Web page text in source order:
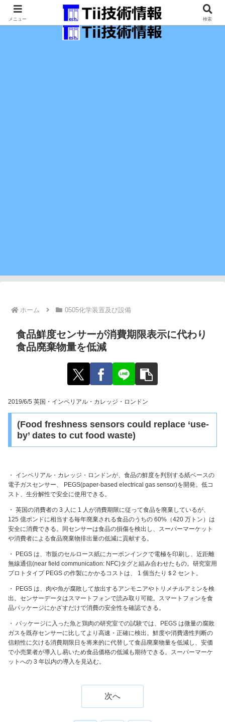
最新の科学技術の情報インフラ。
ホーム 0505化学装置及び設備
食品鮮度センサーが消費期限表示に代わり
食品廃棄物量を低減
2019/6/5 英国・インペリアル・カレッジ・ロンドン
(Food freshness sensors could replace ‘use-
by’ dates to cut food waste)
・ インペリアル・カレッジ・ロンドンが、食品の鮮度を判別する紙ベースの
電子ガスセンサー、 PEGS(paper-based electrical gas sensor)を開発。低コ
スト、生分解性で安全に使用できる。
・ 英国の消費者の 3 人に 1 人が消費期限に従って食品を廃棄しているが、
125 億ポンドに相当する毎年廃棄される食品のうちの 60%（420 万トン）は
安全に消費できる。同センサーは食品の損傷を検出し、スーパーマーケット
や消費者による食品廃棄物排出量の低減に貢献する。
・ PEGS は、市販のセルロース紙にカーボンインクで電極を印刷し、近距離
無線通信(near field communication: NFC)タグと組み合わせたもの。研究室用
プロトタイプ PEGS の作製にかかるコストは、 1 個当たり＄2 セント。
・ PEGS は、肉や魚が腐敗して放出するアンモニアやトリメチルアミンを検
出。センサーデータはスマートフォンで読み取り可能。スマートフォンを食
品パッケージにかざすだけで消費の安全性を確認できる。
・ パッケージに入った魚と鶏肉の研究室での試験では、PEGS は微量の腐敗
ガスを既存センサーに比してより高速・正確に検出。鮮度や消費適性判断の
信頼性に欠ける消費期限日を将来的に代替して食品廃棄物量を低減し、安価
で小売業者が導入し易いため食品価格の低減も期待できる。スーパーマーケ
ットへの 3 年以内の導入を見込む。
次へ
メニュー 検索